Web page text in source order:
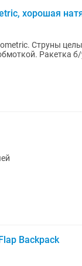
хорошая
Установлен
Ракетка
Backpack